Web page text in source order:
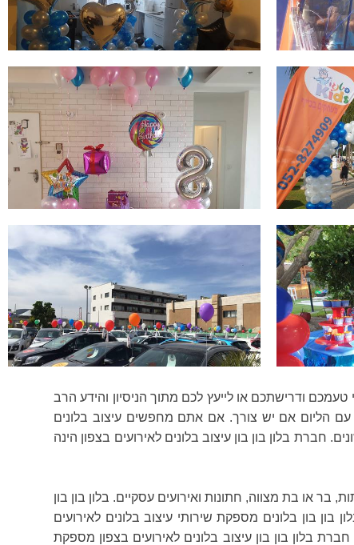
ודרישתכם או לייעץ לכם מתוך הניסיון והידע הרב
עם הליום אם יש צורך. אם אתם מחפשים עיצוב בלונים
חברת בלון בון בון עיצוב בלונים לאירועים בצפון הינה
בר או בת מצווה, חתונות ואירועים עסקיים. בלון בון בון
בון בלונים מספקת שירותי עיצוב בלונים לאירועים
בלון בון בון עיצוב בלונים לאירועים בצפון מספקת